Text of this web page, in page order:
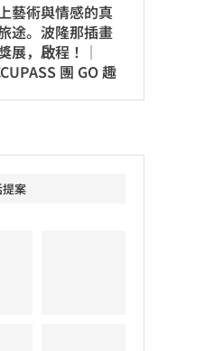
藝術與情感的真
途。波隆那插畫
展，啟程！│
團 GO 趣
案